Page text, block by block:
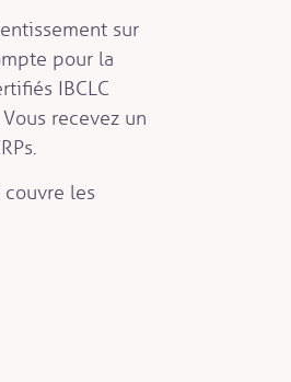
sur
pour la
IBCLC
recevez un
les